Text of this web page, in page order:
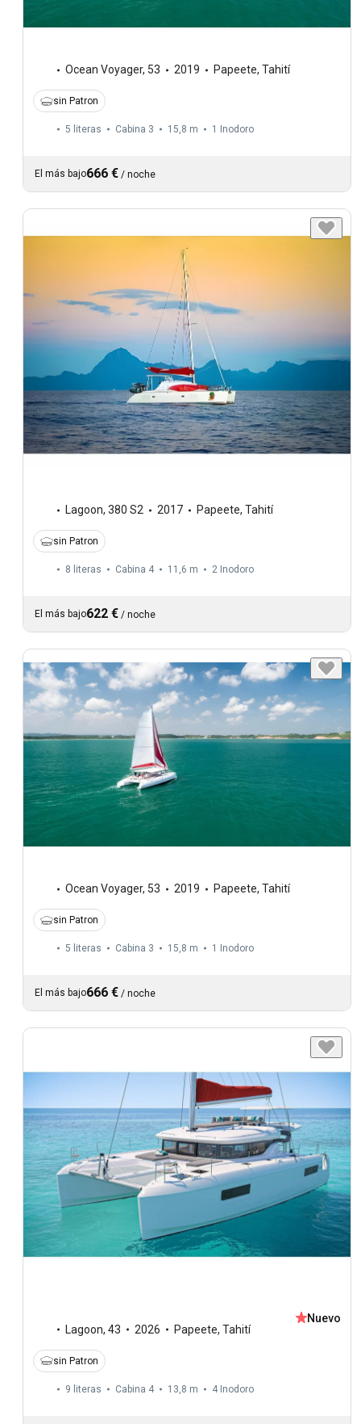
Ocean Voyager, 53 2019 Papeete, Tahití
sin Patron
5 literas Cabina 3 15,8 m 1 Inodoro
El más bajo666 € / noche
Lagoon, 380 S2 2017 Papeete, Tahití
sin Patron
8 literas Cabina 4 11,6 m 2 Inodoro
El más bajo622 € / noche
Ocean Voyager, 53 2019 Papeete, Tahití
sin Patron
5 literas Cabina 3 15,8 m 1 Inodoro
El más bajo666 € / noche
Lagoon, 43 2026 Papeete, Tahití
Nuevo
sin Patron
9 literas Cabina 4 13,8 m 4 Inodoro